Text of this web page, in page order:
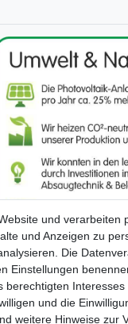
Daten­schutz­erklärung
und verarbeiten
und Anzeigen zu
Die
Einstellungen
und die
weitere Hinweise zur